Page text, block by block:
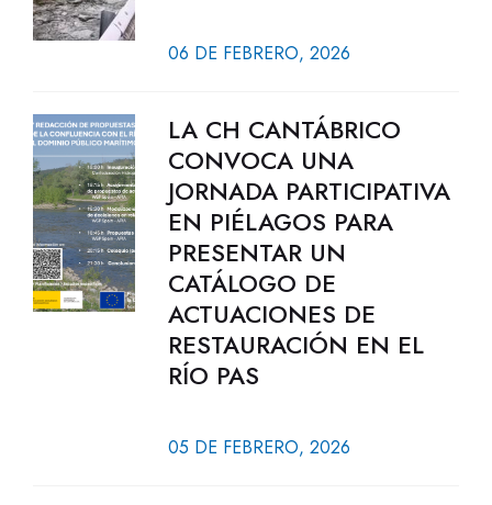
06 DE FEBRERO, 2026
LA CH CANTÁBRICO
CONVOCA UNA
JORNADA PARTICIPATIVA
EN PIÉLAGOS PARA
PRESENTAR UN
CATÁLOGO DE
ACTUACIONES DE
RESTAURACIÓN EN EL
RÍO PAS
05 DE FEBRERO, 2026